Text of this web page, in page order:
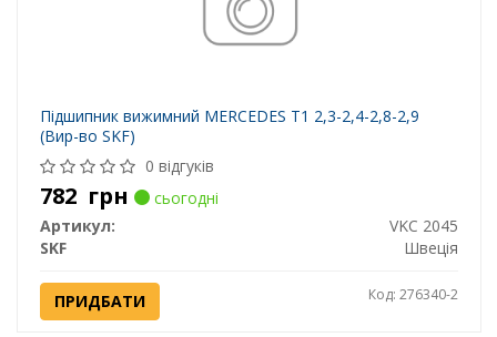
Підшипник вижимний MERCEDES T1 2,3-2,4-2,8-2,9
(Вир-во SKF)
0 відгуків
782 грн
сьогодні
Артикул:
VKC 2045
SKF
Швеція
ПРИДБАТИ Код: 276340-2